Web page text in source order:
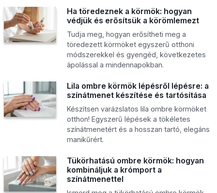
Ha töredeznek a körmök: hogyan
védjük és erősítsük a körömlemezt
Tudja meg, hogyan erősítheti meg a
töredezett körmöket egyszerű otthoni
módszerekkel és gyengéd, következetes
ápolással a mindennapokban.
Lila ombre körmök lépésről lépésre: a
színátmenet készítése és tartósítása
Készítsen varázslatos lila ombre körmöket
otthon! Egyszerű lépések a tökéletes
színátmenetért és a hosszan tartó, elegáns
manikűrért.
Tükörhatású ombre körmök: hogyan
kombináljuk a krómport a
színátmenettel